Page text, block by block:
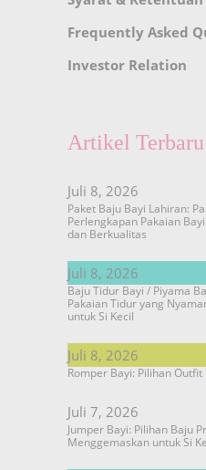
Frequently Asked
Investor Relation
Artikel Terbaru
Juli 8, 2026
Paket Baju Bayi Lahiran:
Perlengkapan Pakaian
dan Berkualitas
Juli 8, 2026
Baju Tidur Bayi / Piyama
Pakaian Tidur yang
untuk Si Kecil
Juli 8, 2026
Romper Bayi: Pilihan
Juli 7, 2026
Jumper Bayi: Pilihan Baju
Menggemaskan untuk Si